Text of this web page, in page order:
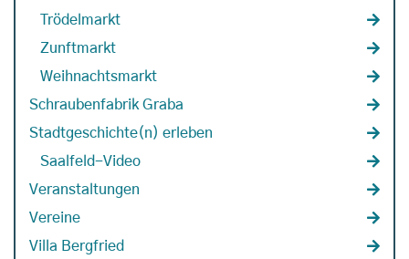
Trödelmarkt
Zunftmarkt
Weihnachtsmarkt
Schraubenfabrik Graba
Stadtgeschichte(n) erleben
Saalfeld-Video
Veranstaltungen
Vereine
Villa Bergfried